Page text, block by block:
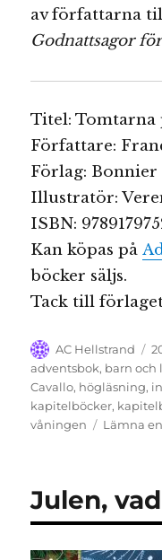
av författarna
Godnattsagor
Titel: Tomtarna
Författare:
Förlag: Bonnier
Illustratör:
ISBN:
Kan köpas på
böcker säljs.
Tack till
Författare
AC Hellstrand
adventsbok, barn och
Cavallo, högläsning,
kapitelböcker,
våningen
Lämna
Julen,